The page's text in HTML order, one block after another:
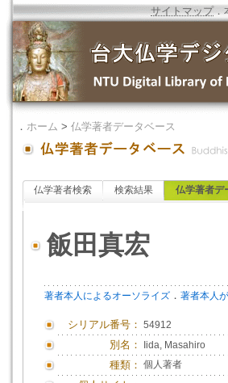
サイトマップ．
． ホーム > 仏学著者データベース
仏学著者検索 検索結果 仏学著者デ
飯田真宏
著者本人によるオーソライズ ． 著者本人
シリアル番号： 54912
別名： Iida, Masahiro
種類： 個人著者